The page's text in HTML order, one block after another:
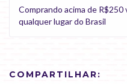
Comprando acima de
qualquer lugar do Brasil
COMPARTILHAR: